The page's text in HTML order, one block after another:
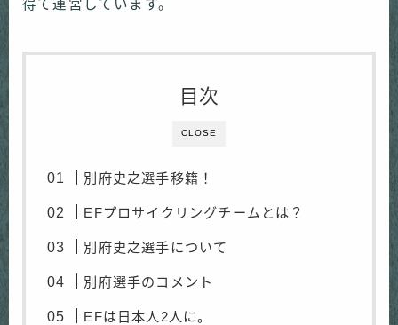
得て運営しています。
CLOSE
目次
別府史之選手移籍！
EFプロサイクリングチームとは？
別府史之選手について
別府選手のコメント
EFは日本人2人に。